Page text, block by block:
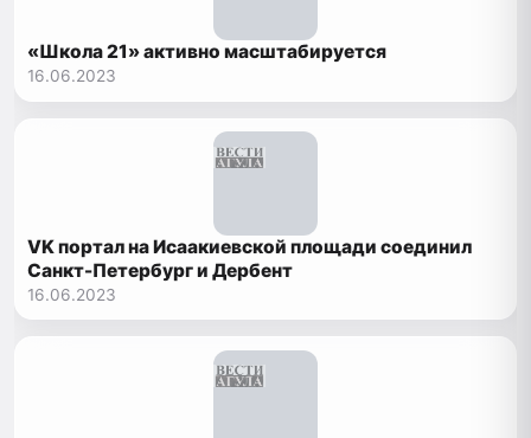
«Школа 21» активно масштабируется
16.06.2023
VK портал на Исаакиевской площади соединил
Санкт-Петербург и Дербент
16.06.2023